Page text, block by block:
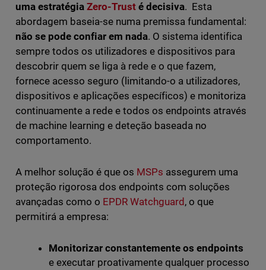
uma estratégia Zero-Trust é decisiva. Esta
abordagem baseia-se numa premissa fundamental:
não se pode confiar em nada. O sistema identifica
sempre todos os utilizadores e dispositivos para
descobrir quem se liga à rede e o que fazem,
fornece acesso seguro (limitando-o a utilizadores,
dispositivos e aplicações específicos) e monitoriza
continuamente a rede e todos os endpoints através
de machine learning e deteção baseada no
comportamento.
A melhor solução é que os MSPs assegurem uma
proteção rigorosa dos endpoints com soluções
avançadas como o EPDR Watchguard , o que
permitirá a empresa:
Monitorizar constantemente os endpoints
e executar proativamente qualquer processo